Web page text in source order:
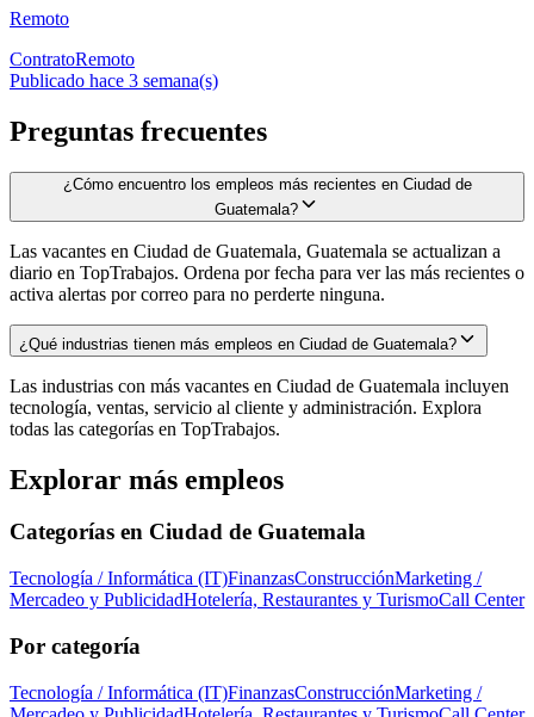
Remoto
ContratoRemoto
Publicado hace 3 semana(s)
Preguntas frecuentes
¿Cómo encuentro los empleos más recientes en Ciudad de
Guatemala?
Las vacantes en Ciudad de Guatemala, Guatemala se actualizan a
diario en TopTrabajos. Ordena por fecha para ver las más recientes o
activa alertas por correo para no perderte ninguna.
¿Qué industrias tienen más empleos en Ciudad de Guatemala?
Las industrias con más vacantes en Ciudad de Guatemala incluyen
tecnología, ventas, servicio al cliente y administración. Explora
todas las categorías en TopTrabajos.
Explorar más empleos
Categorías en Ciudad de Guatemala
Tecnología / Informática (IT)FinanzasConstrucciónMarketing /
Mercadeo y PublicidadHotelería, Restaurantes y TurismoCall Center
Por categoría
Tecnología / Informática (IT)FinanzasConstrucciónMarketing /